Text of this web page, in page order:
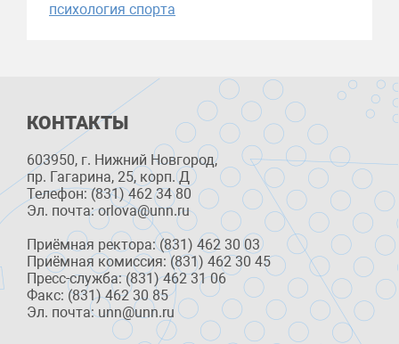
психология спорта
КОНТАКТЫ
603950, г. Нижний Новгород,
пр. Гагарина, 25, корп. Д
Телефон: (831) 462 34 80
Эл. почта: orlova@unn.ru
Приёмная ректора: (831) 462 30 03
Приёмная комиссия: (831) 462 30 45
Пресс-служба: (831) 462 31 06
Факс: (831) 462 30 85
Эл. почта: unn@unn.ru